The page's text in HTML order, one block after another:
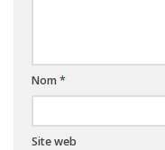
Nom *
Site web